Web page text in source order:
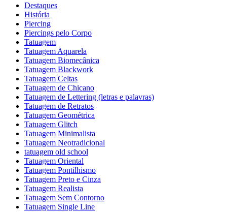
Destaques
História
Piercing
Piercings pelo Corpo
Tatuagem
Tatuagem Aquarela
Tatuagem Biomecânica
Tatuagem Blackwork
Tatuagem Celtas
Tatuagem de Chicano
Tatuagem de Lettering (letras e palavras)
Tatuagem de Retratos
Tatuagem Geométrica
Tatuagem Glitch
Tatuagem Minimalista
Tatuagem Neotradicional
tatuagem old school
Tatuagem Oriental
Tatuagem Pontilhismo
Tatuagem Preto e Cinza
Tatuagem Realista
Tatuagem Sem Contorno
Tatuagem Single Line